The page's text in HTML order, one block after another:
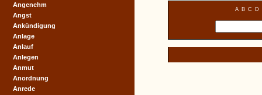
A B C D
Angenehm
Angst
Ankündigung
Anlage
Anlauf
Anlegen
Anmut
Anordnung
Anrede